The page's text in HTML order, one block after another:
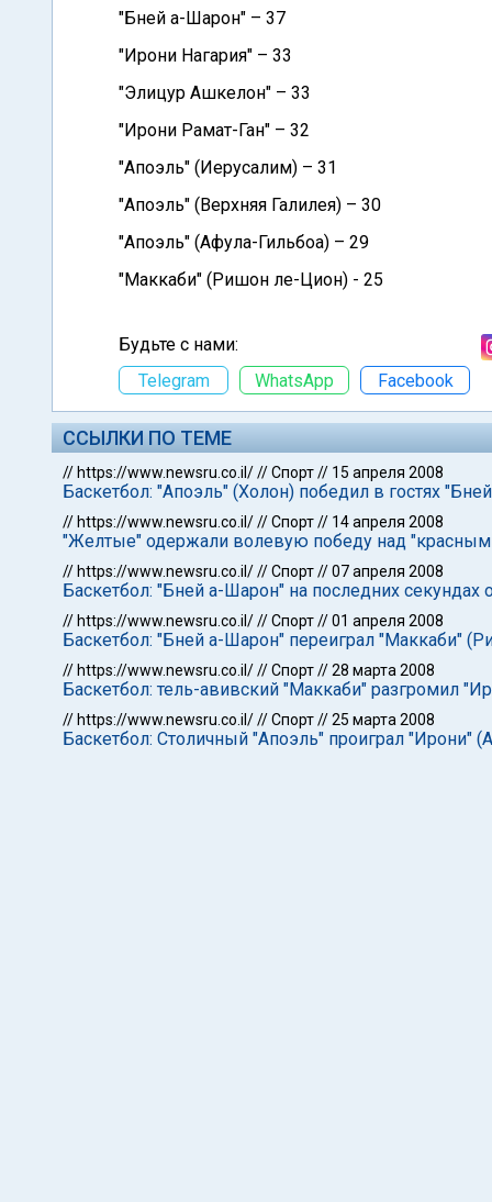
"Бней а-Шарон" – 37
"Ирони Нагария" – 33
"Элицур Ашкелон" – 33
"Ирони Рамат-Ган" – 32
"Апоэль" (Иерусалим) – 31
"Апоэль" (Верхняя Галилея) – 30
"Апоэль" (Афула-Гильбоа) – 29
"Маккаби" (Ришон ле-Цион) - 25
Будьте с нами:
Telegram
WhatsApp Facebook
ССЫЛКИ ПО ТЕМЕ
// https://www.newsru.co.il///Спорт// 15 апреля 2008
Баскетбол: "Апоэль" (Холон) победил в гостях
// https://www.newsru.co.il///Спорт// 14 апреля 2008
"Желтые" одержали волевую победу над
// https://www.newsru.co.il///Спорт//07 апреля 2008
Баскетбол: "Бней а-Шарон" на последних
// https://www.newsru.co.il///Спорт//01 апреля 2008
Баскетбол: "Бней а-Шарон" переиграл "Маккаби"
// https://www.newsru.co.il///Спорт//28 марта 2008
Баскетбол: тель-авивский "Маккаби" разгромил
// https://www.newsru.co.il///Спорт//25 марта 2008
Баскетбол: Столичный "Апоэль" проиграл "Ирони"